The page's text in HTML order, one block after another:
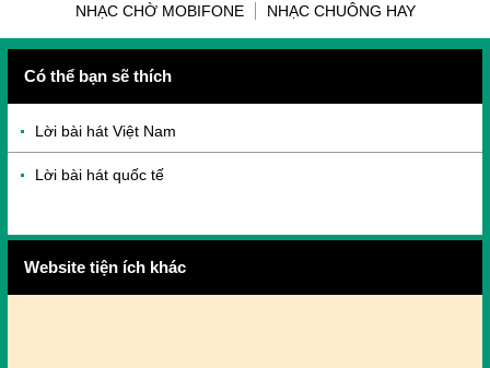
NHẠC CHỜ MOBIFONE NHẠC CHUÔNG HAY
Có thể bạn sẽ thích
Lời bài hát Việt Nam
Lời bài hát quốc tế
Website tiện ích khác